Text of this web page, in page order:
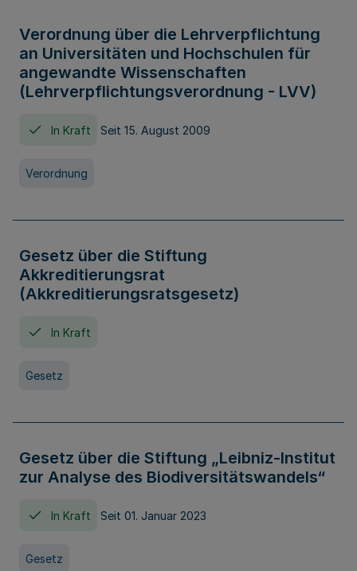
Verordnung über die Lehrverpflichtung
an Universitäten und Hochschulen für
angewandte Wissenschaften
(Lehrverpflichtungsverordnung - LVV)
In Kraft Seit 15. August 2009
Verordnung
Gesetz über die Stiftung
Akkreditierungsrat
(Akkreditierungsratsgesetz)
In Kraft
Gesetz
Gesetz über die Stiftung „Leibniz-Institut
zur Analyse des Biodiversitätswandels“
In Kraft Seit 01. Januar 2023
Gesetz